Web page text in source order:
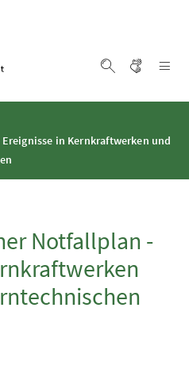
in Kernkraftwerken und
Notfallplan -